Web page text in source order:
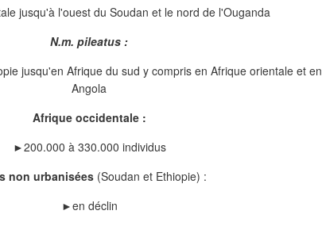
jusqu'à l'ouest du Soudan et le nord de l'Ouganda
N.m. pileatus :
jusqu'en Afrique du sud y compris en Afrique orientale et en
Angola
Afrique occidentale :
►200.000 à 330.000 individus
non urbanisées (Soudan et Ethiopie) :
►en déclin